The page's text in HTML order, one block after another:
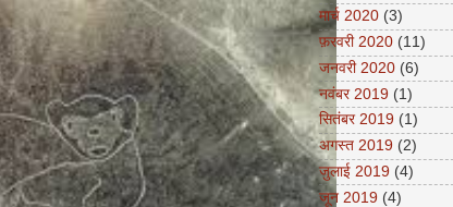
मार्च 2020 (3)
फ़रवरी 2020 (11)
जनवरी 2020 (6)
नवंबर 2019 (1)
सितंबर 2019 (1)
अगस्त 2019 (2)
जुलाई 2019 (4)
जून 2019 (4)